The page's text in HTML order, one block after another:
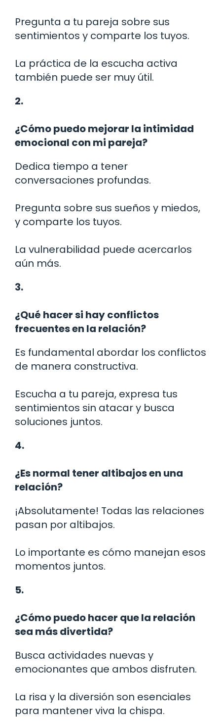
Pregunta a tu pareja sobre sus
sentimientos y comparte los tuyos.
La práctica de la escucha activa
también puede ser muy útil.
2.
¿Cómo puedo mejorar la intimidad
emocional con mi pareja?
Dedica tiempo a tener
conversaciones profundas.
Pregunta sobre sus sueños y miedos,
y comparte los tuyos.
La vulnerabilidad puede acercarlos
aún más.
3.
¿Qué hacer si hay conflictos
frecuentes en la relación?
Es fundamental abordar los conflictos
de manera constructiva.
Escucha a tu pareja, expresa tus
sentimientos sin atacar y busca
soluciones juntos.
4.
¿Es normal tener altibajos en una
relación?
¡Absolutamente! Todas las relaciones
pasan por altibajos.
Lo importante es cómo manejan esos
momentos juntos.
5.
¿Cómo puedo hacer que la relación
sea más divertida?
Busca actividades nuevas y
emocionantes que ambos disfruten.
La risa y la diversión son esenciales
para mantener viva la chispa.